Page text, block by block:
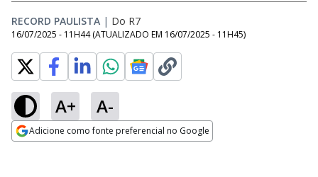
RECORD PAULISTA | Do R7
16/07/2025 - 11H44 (ATUALIZADO EM 16/07/2025 - 11H45)
A+ A-
Adicione como fonte preferencial no Google